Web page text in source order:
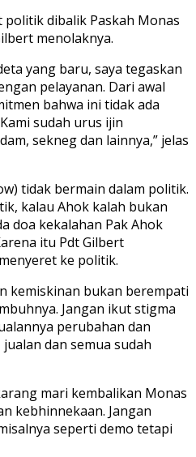
dibalik Paskah Monas
menolaknya.
yang baru, saya tegaskan
pelayanan. Dari awal
bahwa ini tidak ada
sudah urus ijin
sekneg dan lainnya,” jelas
tidak bermain dalam politik.
kalau Ahok kalah bukan
doa kekalahan Pak Ahok
itu Pdt Gilbert
ke politik.
kemiskinan bukan berempati
Jangan ikut stigma
perubahan dan
dan semua sudah
mari kembalikan Monas
kebhinnekaan. Jangan
seperti demo tetapi